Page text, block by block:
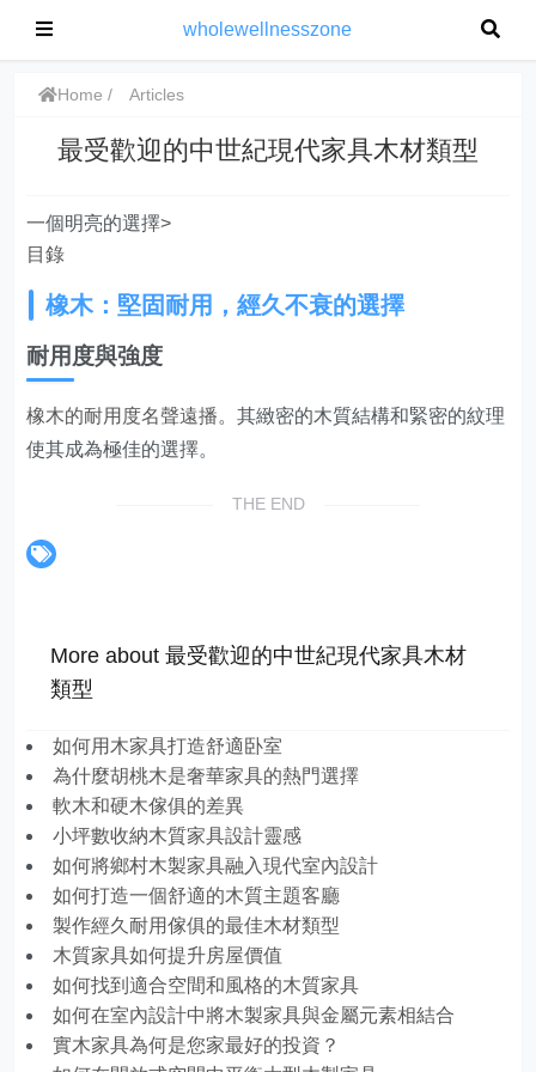
wholewellnesszone
Home Articles
最受歡迎的中世紀現代家具木材類型
一個明亮的選擇>
目錄
橡木：堅固耐用，經久不衰的選擇
耐用度與強度
橡木的耐用度名聲遠播。其緻密的木質結構和緊密的紋理
使其成為極佳的選擇。
THE END
More about 最受歡迎的中世紀現代家具木材
類型
如何用木家具打造舒適卧室
為什麼胡桃木是奢華家具的熱門選擇
軟木和硬木傢俱的差異
小坪數收納木質家具設計靈感
如何將鄉村木製家具融入現代室內設計
如何打造一個舒適的木質主題客廳
製作經久耐用傢俱的最佳木材類型
木質家具如何提升房屋價值
如何找到適合空間和風格的木質家具
如何在室內設計中將木製家具與金屬元素相結合
實木家具為何是您家最好的投資？